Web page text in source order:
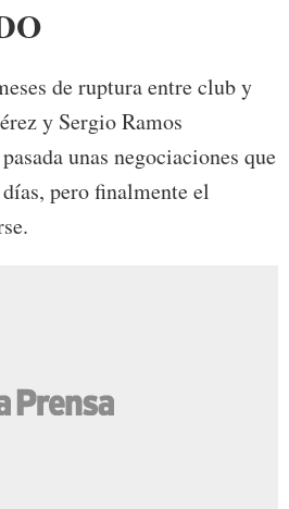
de ruptura entre club y
y Sergio Ramos
unas negociaciones que
pero finalmente el